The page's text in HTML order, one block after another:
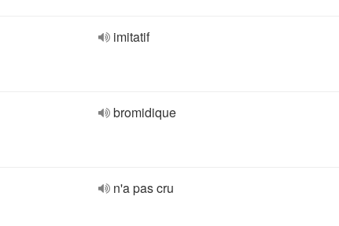
imitatif
bromidique
n'a pas cru